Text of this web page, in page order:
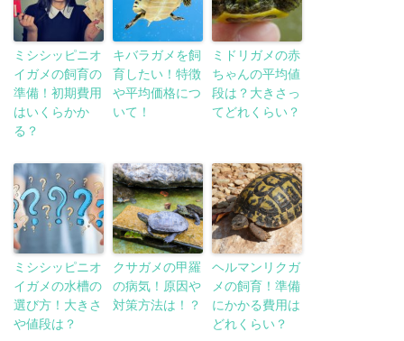
ミシシッピニオ
イガメの飼育の
準備！初期費用
はいくらかか
る？
キバラガメを飼
育したい！特徴
や平均価格につ
いて！
ミドリガメの赤
ちゃんの平均値
段は？大きさっ
てどれくらい？
ミシシッピニオ
イガメの水槽の
選び方！大きさ
や値段は？
クサガメの甲羅
の病気！原因や
対策方法は！？
ヘルマンリクガ
メの飼育！準備
にかかる費用は
どれくらい？